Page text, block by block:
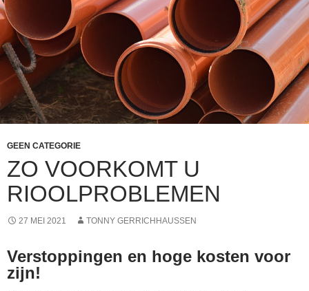
GEEN CATEGORIE
ZO VOORKOMT U
RIOOLPROBLEMEN
27 MEI 2021 TONNY GERRICHHAUSSEN
Verstoppingen en hoge kosten voor
zijn!